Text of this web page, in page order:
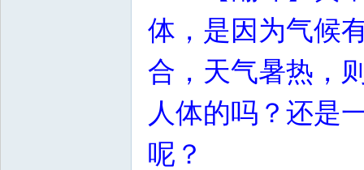
体，是因为气候
合，天气暑热，
人体的吗？还是
呢？